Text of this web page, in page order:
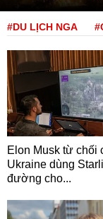
#DU LỊCH NGA
Elon Musk từ chối
Ukraine dùng
đường cho...